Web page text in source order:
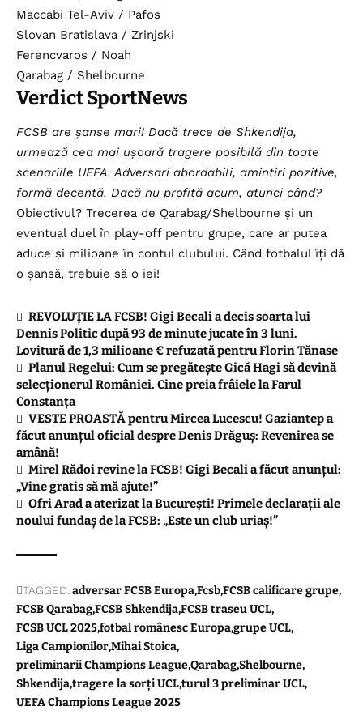
Maccabi Tel-Aviv / Pafos
Slovan Bratislava / Zrinjski
Ferencvaros / Noah
Qarabag / Shelbourne
Verdict SportNews
FCSB are șanse mari! Dacă trece de Shkendija,
urmează cea mai ușoară tragere posibilă din toate
scenariile UEFA. Adversari abordabili, amintiri pozitive,
formă decentă. Dacă nu profită acum, atunci când?
Obiectivul? Trecerea de Qarabag/Shelbourne și un
eventual duel în play-off pentru grupe, care ar putea
aduce și milioane în contul clubului. Când fotbalul îți dă
o șansă, trebuie să o iei!
REVOLUȚIE LA FCSB! Gigi Becali a decis soarta lui
Dennis Politic după 93 de minute jucate în 3 luni.
Lovitură de 1,3 milioane € refuzată pentru Florin Tănase
Planul Regelui: Cum se pregătește Gică Hagi să devină
selecționerul României. Cine preia frâiele la Farul
Constanța
VESTE PROASTĂ pentru Mircea Lucescu! Gaziantep a
făcut anunțul oficial despre Denis Drăguș: Revenirea se
amână!
Mirel Rădoi revine la FCSB! Gigi Becali a făcut anunțul:
„Vine gratis să mă ajute!”
Ofri Arad a aterizat la București! Primele declarații ale
noului fundaș de la FCSB: „Este un club uriaș!”
TAGGED:adversar FCSB EuropaFcsbFCSB calificare grupe
FCSB QarabagFCSB ShkendijaFCSB traseu UCL
FCSB UCL 2025fotbal românesc Europagrupe UCL
Liga CampionilorMihai Stoica
preliminarii Champions LeagueQarabagShelbourne
Shkendijatragere la sorți UCLturul 3 preliminar UCL
UEFA Champions League 2025